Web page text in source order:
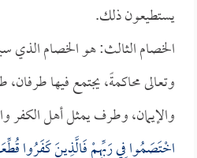
يستطيعون ذلك.
الخصام الثالث: هو الخصام الذي
وتعالى محاكمةً، يجتمع فيها
والإيمان، وطرف يمثل أهل الكفر
اخْتَصَمُوا فِي رَبِّهِمْ فَالَّذِينَ كَفَرُوا